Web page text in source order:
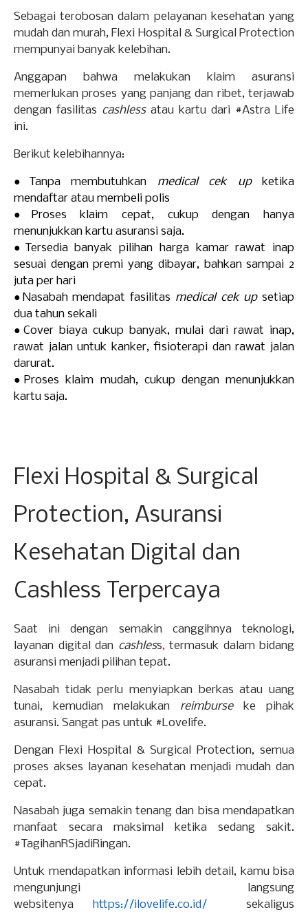
Sebagai terobosan dalam pelayanan kesehatan yang
mudah dan murah, Flexi Hospital & Surgical Protection
mempunyai banyak kelebihan.
Anggapan bahwa melakukan klaim asuransi
memerlukan proses yang panjang dan ribet, terjawab
dengan fasilitas cashless atau kartu dari #Astra Life
ini.
Berikut kelebihannya:
● Tanpa membutuhkan medical cek upketika
mendaftar atau membeli polis
● Proses klaim cepat, cukup dengan hanya
menunjukkan kartu asuransi saja.
● Tersedia banyak pilihan harga kamar rawat inap
sesuai dengan premi yang dibayar, bahkan sampai 2
juta per hari
● Nasabah mendapat fasilitas medical cek upsetiap
dua tahun sekali
● Cover biaya cukup banyak, mulai dari rawat inap,
rawat jalan untuk kanker, fisioterapi dan rawat jalan
darurat.
●Proses klaim mudah, cukup dengan menunjukkan
kartu saja.
Flexi Hospital & Surgical
Protection, Asuransi
Kesehatan Digital dan
Cashless Terpercaya
Saat ini dengan semakin canggihnya teknologi,
layanan digital dan cashless, termasuk dalam bidang
asuransi menjadi pilihan tepat.
Nasabah tidak perlu menyiapkan berkas atau uang
tunai, kemudian melakukan reimburse ke pihak
asuransi. Sangat pas untuk #Lovelife.
Dengan Flexi Hospital & Surgical Protection, semua
proses akses layanan kesehatan menjadi mudah dan
cepat.
Nasabah juga semakin tenang dan bisa mendapatkan
manfaat secara maksimal ketika sedang sakit.
#TagihanRSjadiRingan.
Untuk mendapatkan informasi lebih detail, kamu bisa
mengunjungi langsung
websitenyahttps://ilovelife.co.id/
sekaligus